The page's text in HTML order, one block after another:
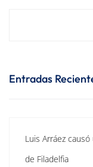
Entradas
Luis Arráez
de Filadelfia